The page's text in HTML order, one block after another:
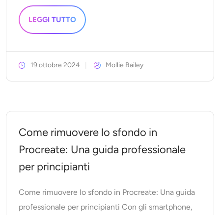
LEGGI TUTTO
19 ottobre 2024 Mollie Bailey
Come rimuovere lo sfondo in
Procreate: Una guida professionale
per principianti
Come rimuovere lo sfondo in Procreate: Una guida
professionale per principianti Con gli smartphone,